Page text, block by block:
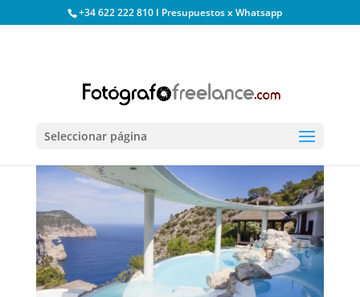
+34 622 222 810 I Presupuestos x Whatsapp
Seleccionar página